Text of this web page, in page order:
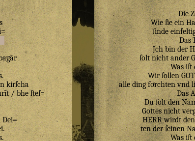
.
kirſcha
/bhe ſteſ=
Dei=
.
.
Die
Wie ſie ein
ſinde
Das
Jch bin der
ſolt nicht ander
Was
Wir ſollen
alle ding foͤrchten vnd
Das
Du ſolt den
Gottes nicht
HERR wirdt
ten der ſeinen
Was